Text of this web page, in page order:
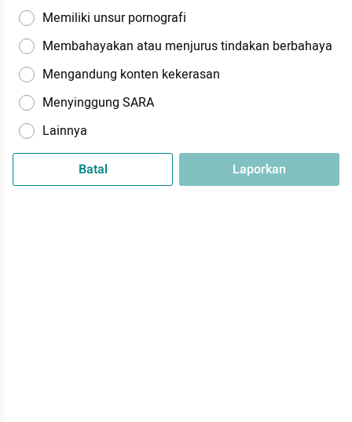
Memiliki unsur pornografi
Membahayakan atau menjurus tindakan berbahaya
Mengandung konten kekerasan
Menyinggung SARA
Lainnya
Batal Laporkan